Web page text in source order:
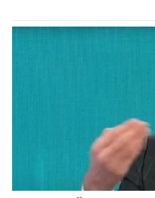
PREPORUKA ZA VAS